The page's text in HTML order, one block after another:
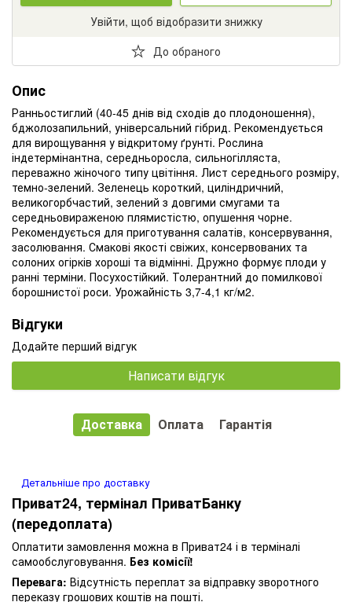
Увійти, щоб відобразити знижку
До обраного
Опис
Ранньостиглий (40-45 днів від сходів до плодоношення),
бджолозапильний, універсальний гібрид. Рекомендується
для вирощування у відкритому ґрунті. Рослина
індетермінантна, середньоросла, сильногілляста,
переважно жіночого типу цвітіння. Лист середнього розміру,
темно-зелений. Зеленець короткий, циліндричний,
великогорбчастий, зелений з довгими смугами та
середньовираженою плямистістю, опушення чорне.
Рекомендується для приготування салатів, консервування,
засолювання. Смакові якості свіжих, консервованих та
солоних огірків хороші та відмінні. Дружно формує плоди у
ранні терміни. Посухостійкий. Толерантний до помилкової
борошнистої роси. Урожайність 3,7-4,1 кг/м2.
Відгуки
Додайте перший відгук
Написати відгук
Доставка Оплата Гарантія
Детальніше про доставку
Приват24, термінал ПриватБанку
(передоплата)
Оплатити замовлення можна в Приват24 і в терміналі
самообслуговування. Без комісії!
Перевага: Відсутність переплат за відправку зворотного
переказу грошових коштів на пошті.